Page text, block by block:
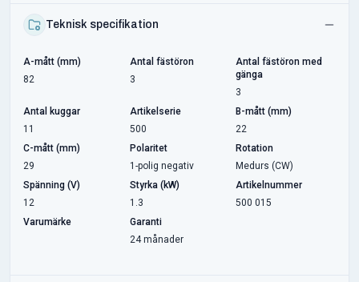
Teknisk specifikation
A-mått (mm)
82
Antal fästöron
3
Antal fästöron med
gänga
3
Antal kuggar
11
Artikelserie
500
B-mått (mm)
22
C-mått (mm)
29
Polaritet
1-polig negativ
Rotation
Medurs (CW)
Spänning (V)
12
Styrka (kW)
1.3
Artikelnummer
500 015
Varumärke
Garanti
24 månader